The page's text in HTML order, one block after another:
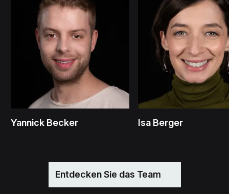
Yannick Becker Isa Berger
Entdecken Sie das Team